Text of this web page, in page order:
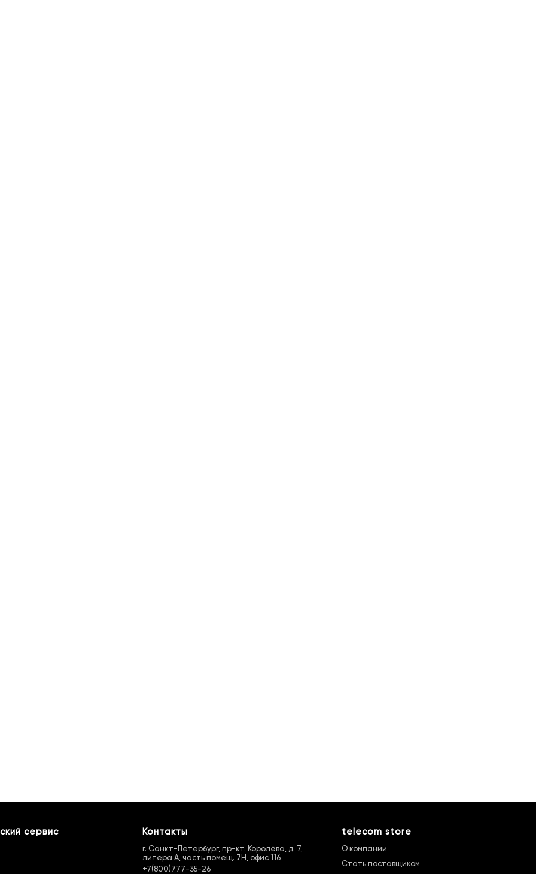
сервис Контакты
г. Санкт-Петербург, пр-кт. Королёва, д. 7,
литера А, часть помещ. 7Н, офис 116
+7(800)777-35-26
telecom store
О компании
Стать поставщиком